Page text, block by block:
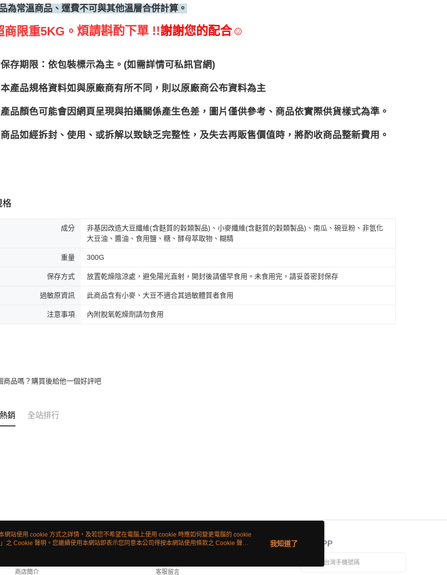
為常溫商品、運費不可與其他溫層合併計算。
商限重5KG。 煩請斟酌下單 !!謝謝您的配合☺
保存期限：依包裝標示為主。(如需詳情可私訊官網)
本產品規格資料如與原廠商有所不同，則以原廠商公布資料為主
產品顏色可能會因網頁呈現與拍攝關係產生色差，圖片僅供參考、商品依實際供貨樣式為準。
商品如經拆封、使用、或拆解以致缺乏完整性，及失去再販售價值時，將酌收商品整﻿新費用。
格
成分
非基因改造大豆纖維(含麩質的穀類製品)、小麥纖維(含麩質的穀類製品)、南瓜、碗豆粉、非氫化
大豆油、醬油、食用鹽、糖、酵母萃取物、糊精
重量 300G
保存方式 放置乾燥陰涼處，避免陽光直射，開封後請儘早食用。未食用完，請妥善密封保存
過敏原資訊 此商品含有小麥、大豆不適合其過敏體質者食用
注意事項 內附脫氧乾燥劑請勿食用
商品嗎？購買後給他一個好評吧
銷 全站排行
關於我們
商店簡介
客服資訊
客服留言
官方APP
網站使用 cookie 方式之詳情，及若您不希望在電腦上使用 cookie 時應如何變更電腦的 cookie
」之 Cookie 聲明。您繼續使用本網站即表示您同意本公司得按本網站使用條款之 Cookie 聲明
我知道了